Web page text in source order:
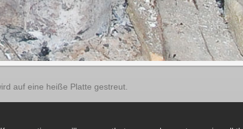
auf eine heiße Platte gestreut.